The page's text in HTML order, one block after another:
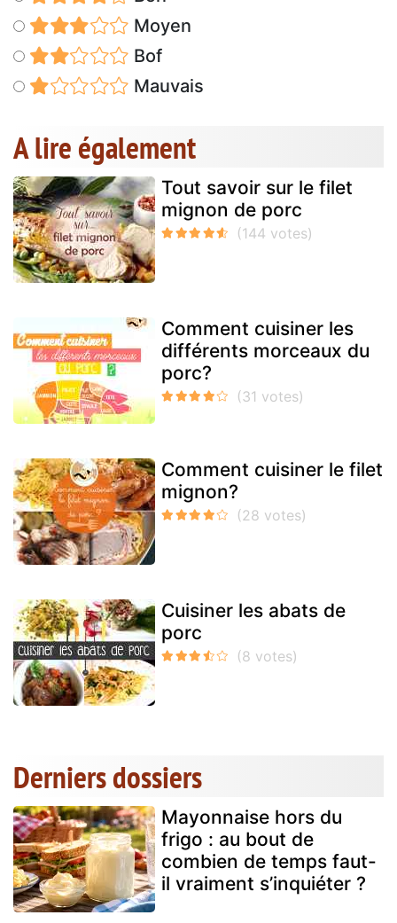
Moyen
Bof
Mauvais
A lire également
Tout savoir sur le filet
mignon de porc
Comment cuisiner les
différents morceaux du
porc?
Comment cuisiner le filet
mignon?
Cuisiner les abats de
porc
Derniers dossiers
Mayonnaise hors du
frigo : au bout de
combien de temps faut-
il vraiment s’inquiéter ?